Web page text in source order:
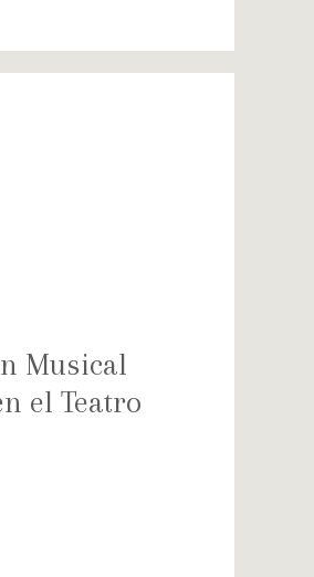
Musical
el Teatro